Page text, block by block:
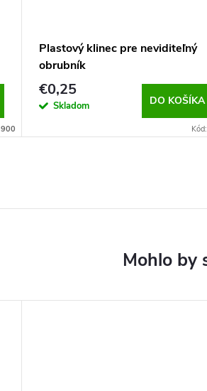
900
Plastový klinec pre neviditeľný
obrubník
€0,25
Skladom DO KOŠÍKA
Kód: